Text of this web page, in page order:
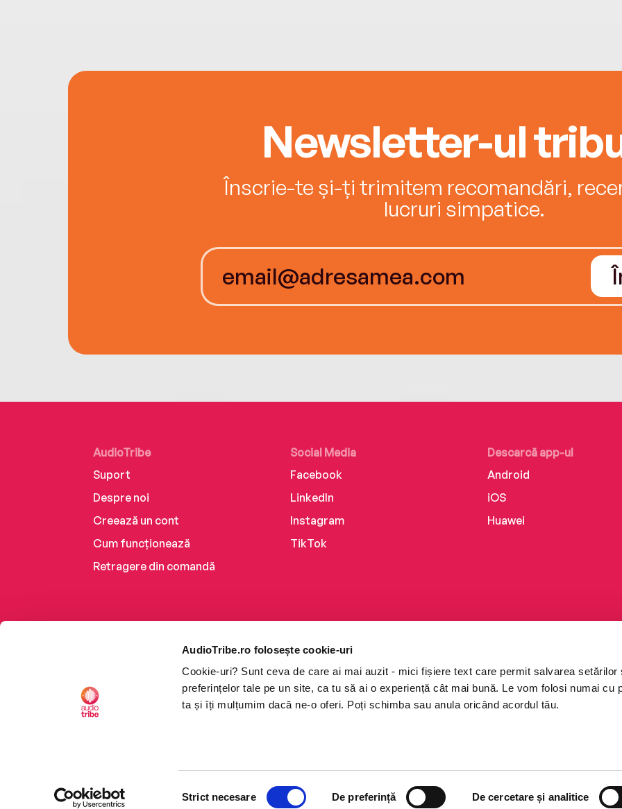
AudioTribe.ro folosește cookie-uri
Cookie-uri? Sunt ceva de care ai mai auzit - mici fișiere text care permit salvarea setărilor
preferințelor tale pe un site, ca tu să ai o experiență cât mai bună. Le vom folosi numai cu
ta și îți mulțumim dacă ne-o oferi. Poți schimba sau anula oricând acordul tău.
Strict necesare De preferință De cercetare și analitice
Newsletter-ul
Înscrie-te și-ți trimitem recomandări,
lucruri simpatice.
AudioTribe
Suport
Despre noi
Creează un cont
Cum funcționează
Retragere din comandă
Social Media
Facebook
LinkedIn
Instagram
TikTok
Descarcă app-ul
Android
iOS
Huawei
©2026 Nemo EPG SRL. Toate drepturile rezervate.